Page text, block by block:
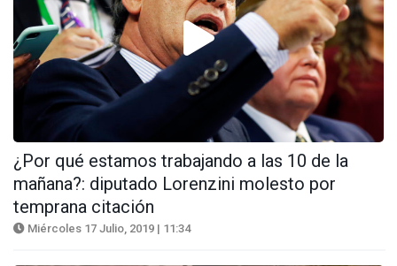
¿Por qué estamos trabajando a las 10 de la
mañana?: diputado Lorenzini molesto por
temprana citación
Miércoles 17 Julio, 2019 | 11:34